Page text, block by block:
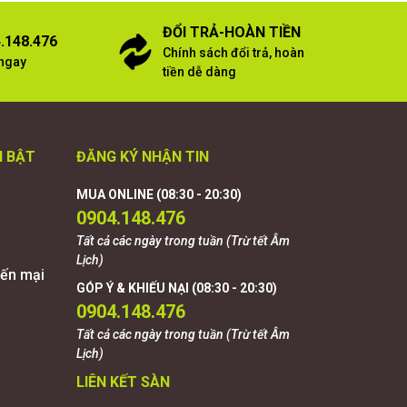
ĐỔI TRẢ-HOÀN TIỀN
Chính sách đổi trả, hoàn
tiền dễ dàng
BẬT
mại
ĐĂNG KÝ NHẬN TIN
MUA ONLINE (08:30 - 20:30)
0904.148.476
Tất cả các ngày trong tuần (Trừ tết Âm
Lịch)
GÓP Ý & KHIẾU NẠI (08:30 - 20:30)
0904.148.476
Tất cả các ngày trong tuần (Trừ tết Âm
Lịch)
LIÊN KẾT SÀN